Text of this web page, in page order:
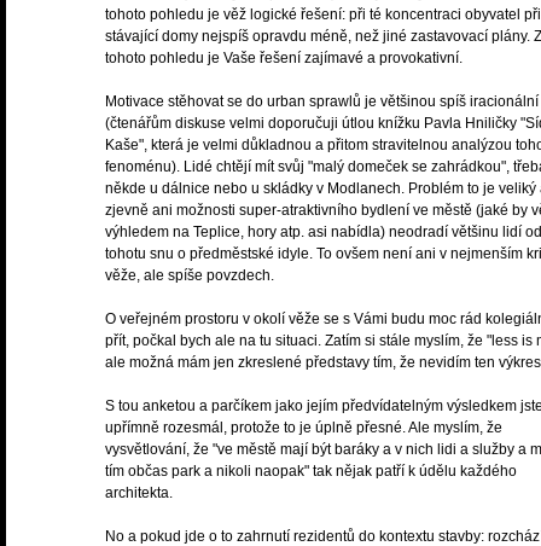
tohoto pohledu je věž logické řešení: při té koncentraci obyvatel
stávající domy nejspíš opravdu méně, než jiné zastavovací plány. Z
tohoto pohledu je Vaše řešení zajímavé a provokativní.
Motivace stěhovat se do urban sprawlů je většinou spíš iracionální
(čtenářům diskuse velmi doporučuji útlou knížku Pavla Hniličky
Kaše", která je velmi důkladnou a přitom stravitelnou analýzou
fenoménu). Lidé chtějí mít svůj "malý domeček se zahrádkou",
někde u dálnice nebo u skládky v Modlanech. Problém to je veliký
zjevně ani možnosti super-atraktivního bydlení ve městě (jaké by
výhledem na Teplice, hory atp. asi nabídla) neodradí většinu lidí od
tohotu snu o předměstské idyle. To ovšem není ani v nejmenším
věže, ale spíše povzdech.
O veřejném prostoru v okolí věže se s Vámi budu moc rád
přít, počkal bych ale na tu situaci. Zatím si stále myslím, že "less is
ale možná mám jen zkreslené představy tím, že nevidím ten
S tou anketou a parčíkem jako jejím předvídatelným výsledkem
upřímně rozesmál, protože to je úplně přesné. Ale myslím, že
vysvětlování, že "ve městě mají být baráky a v nich lidi a služby a
tím občas park a nikoli naopak" tak nějak patří k údělu každého
architekta.
No a pokud jde o to zahrnutí rezidentů do kontextu stavby: